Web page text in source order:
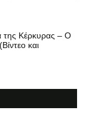
της Κέρκυρας – Ο
και